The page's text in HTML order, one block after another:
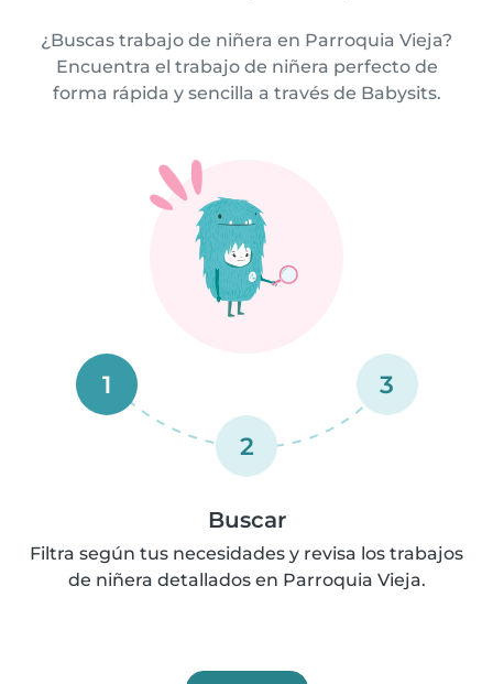
¿Buscas trabajo de niñera en Parroquia Vieja?
Encuentra el trabajo de niñera perfecto de
forma rápida y sencilla a través de Babysits.
1
2
3
Buscar
Filtra según tus necesidades y revisa los trabajos
de niñera detallados en Parroquia Vieja.